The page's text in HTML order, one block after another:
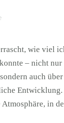
wie viel
– nicht
auch
Entwicklung.
in